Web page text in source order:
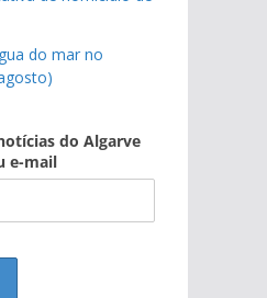
do mar no
do Algarve
e-mail